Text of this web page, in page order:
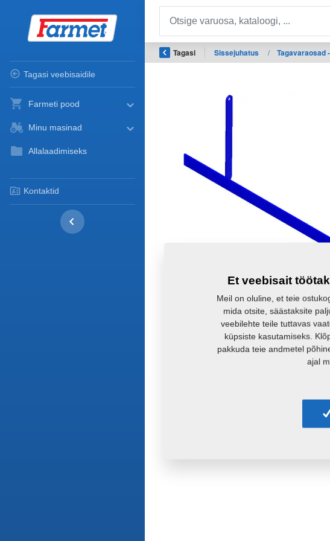
Tagasi veebisaidile
Farmeti pood
Minu masinad
Allalaadimiseks
Kontaktid
Tagasi Sissejuhatus / Tagavaraosad
Et veebisait
Meil on oluline, et teie
mida otsite, säästaksite
veebilehte teile tuttavas
küpsiste kasutamiseks.
pakkuda teie andmetel
ajal